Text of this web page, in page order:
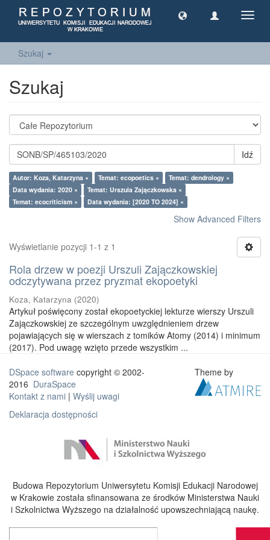
Szukaj
Szukaj
Idź
Autor: Koza, Katarzyna × Temat: ecopoetics ×
Temat: dendrology ×
Data wydania: 2020 ×
Temat: Urszula Zajączkowska ×
Temat: ecocriticism ×
Data wydania: [2020 TO 2024] ×
Show Advanced Filters
Wyświetlanie pozycji 1-1 z 1
Rola drzew w poezji Urszuli Zajączkowskiej
odczytywana przez pryzmat ekopoetyki
Koza, Katarzyna (2020)
Artykuł poświęcony został ekopoetyckiej lekturze wierszy Urszuli
Zajączkowskiej ze szczególnym uwzględnieniem drzew
pojawiających się w wierszach z tomików Atomy (2014) i minimum
(2017). Pod uwagę wzięto przede wszystkim ...
DSpace software copyright © 2002-
2016 DuraSpace
Kontakt z nami | Wyślij uwagi
Deklaracja dostępności
Theme by
Budowa Repozytorium Uniwersytetu Komisji Edukacji Narodowej
w Krakowie została sfinansowana ze środków Ministerstwa Nauki
i Szkolnictwa Wyższego na działalność upowszechniającą naukę.